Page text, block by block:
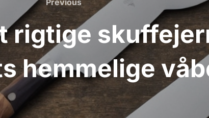
rigtige
hemmelige